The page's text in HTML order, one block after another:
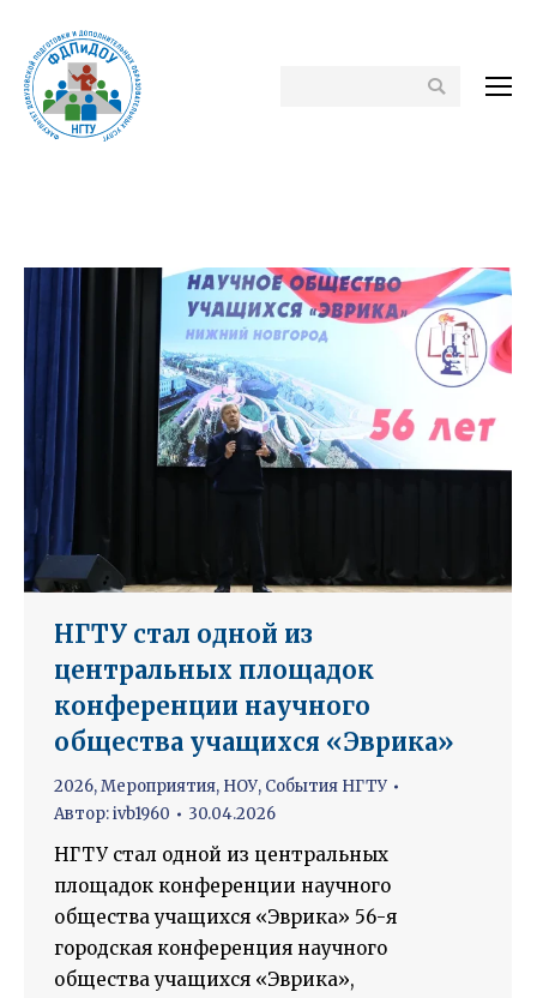
НГТУ стал одной из
центральных площадок
конференции научного
общества учащихся «Эврика»
2026,Мероприятия, НОУ, События НГТУ
Автор:ivb1960 30.04.2026
НГТУ стал одной из центральных
площадок конференции научного
общества учащихся «Эврика» 56-я
городская конференция научного
общества учащихся «Эврика»,